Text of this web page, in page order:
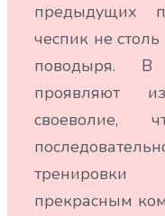
предыдущих
чеспик не
поводыря.
проявляют
своеволие,
тренировки
прекрасным